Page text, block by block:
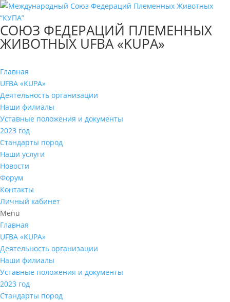
СОЮЗ ФЕДЕРАЦИЙ ПЛЕМЕННЫХ
ЖИВОТНЫХ UFBA «KUPA»
Главная
UFBA «KUPA»
Деятельность организации
Наши филиалы
Уставные положения и документы
2023 год
Стандарты пород
Наши услуги
Новости
Форум
Контакты
Личный кабинет
Menu
Главная
UFBA «KUPA»
Деятельность организации
Наши филиалы
Уставные положения и документы
2023 год
Стандарты пород